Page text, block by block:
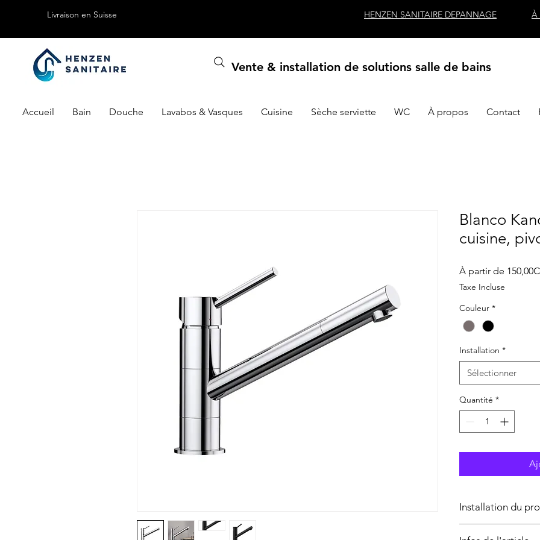
Livraison en Suisse HENZEN SANITAIRE DEPANNAGE À
Vente & installation de solutions salle de bains
Accueil Bain Douche Lavabos & Vasques Cuisine Sèche serviette WC À propos Contact
Blanco
cuisine,
À partir de
Taxe Incluse
Couleur *
Installation *
Sélectionner
Quantité *
Installation du